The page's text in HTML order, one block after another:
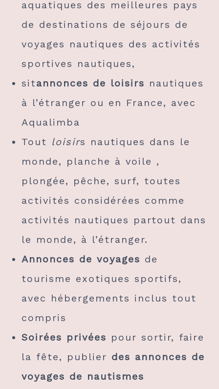
aquatiques des meilleures pays
de destinations de séjours de
voyages nautiques des activités
sportives nautiques,
sitannonces de loisirs nautiques
à l’étranger ou en France, avec
Aqualimba
Tout loisirs nautiques dans le
monde, planche à voile ,
plongée, pêche, surf, toutes
activités considérées comme
activités nautiques partout dans
le monde, à l’étranger.
Annonces de voyages de
tourisme exotiques sportifs,
avec hébergements inclus tout
compris
Soirées privées pour sortir, faire
la fête, publier des annonces de
voyages de nautismes